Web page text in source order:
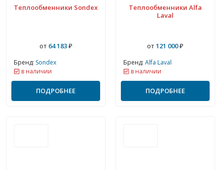
Теплообменники Sondex
от64 183₽
Бренд: Sondex
в наличии
ПОДРОБНЕЕ
Теплообменники Alfa
Laval
от121 000₽
Бренд: Alfa Laval
в наличии
ПОДРОБНЕЕ